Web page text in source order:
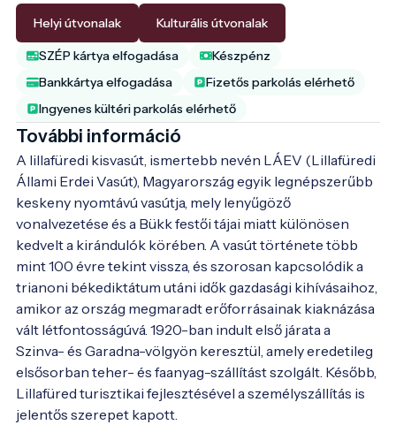
Helyi útvonalak Kulturális útvonalak
SZÉP kártya elfogadása
Készpénz
Bankkártya elfogadása
Fizetős parkolás elérhető
Ingyenes kültéri parkolás elérhető
További információ
A lillafüredi kisvasút, ismertebb nevén LÁEV (Lillafüredi
Állami Erdei Vasút), Magyarország egyik legnépszerűbb
keskeny nyomtávú vasútja, mely lenyűgöző
vonalvezetése és a Bükk festői tájai miatt különösen
kedvelt a kirándulók körében. A vasút története több
mint 100 évre tekint vissza, és szorosan kapcsolódik a
trianoni békediktátum utáni idők gazdasági kihívásaihoz,
amikor az ország megmaradt erőforrásainak kiaknázása
vált létfontosságúvá. 1920-ban indult első járata a
Szinva- és Garadna-völgyön keresztül, amely eredetileg
elsősorban teher- és faanyag-szállítást szolgált. Később,
Lillafüred turisztikai fejlesztésével a személyszállítás is
jelentős szerepet kapott.